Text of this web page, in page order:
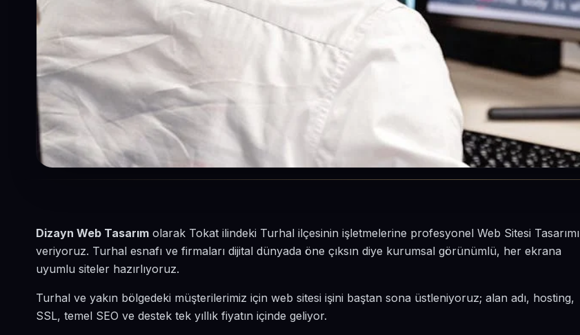
Dizayn Web Tasarım olarak Tokat ilindeki Turhal ilçesinin işletmelerine profesyonel Web Sitesi Tasarımı
veriyoruz. Turhal esnafı ve firmaları dijital dünyada öne çıksın diye kurumsal görünümlü, her ekrana
uyumlu siteler hazırlıyoruz.
Turhal ve yakın bölgedeki müşterilerimiz için web sitesi işini baştan sona üstleniyoruz; alan adı, hosting,
SSL, temel SEO ve destek tek yıllık fiyatın içinde geliyor.